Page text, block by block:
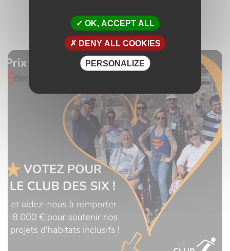
CLIQUEZ ICI POUR VOTER
OK, ACCEPT ALL
DENY ALL COOKIES
PERSONALIZE